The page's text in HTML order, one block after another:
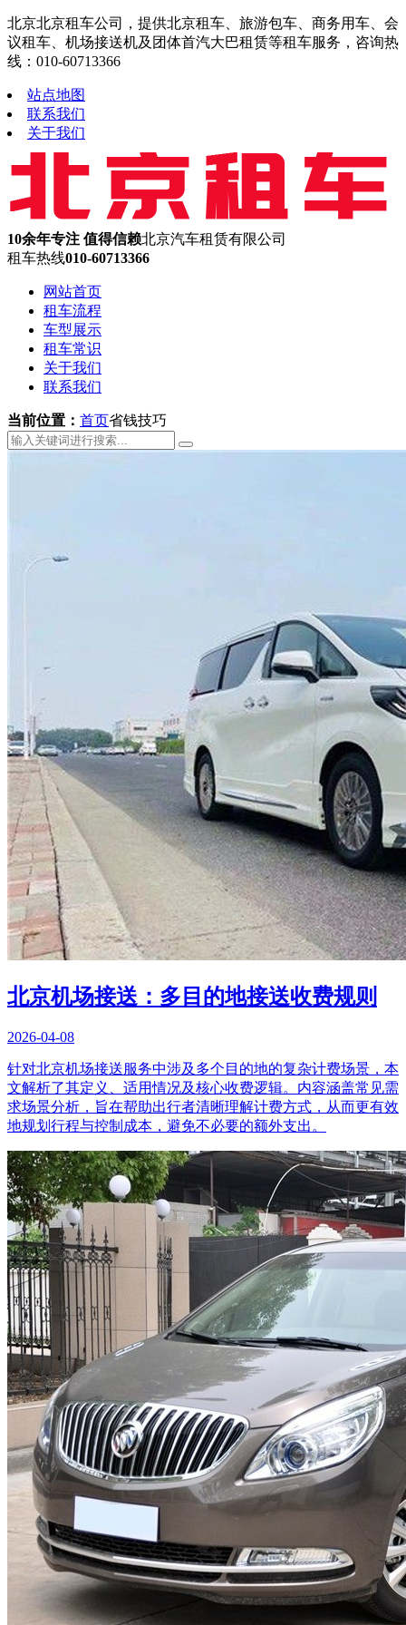
北京北京租车公司，提供北京租车、旅游包车、商务用车、会
议租车、机场接送机及团体首汽大巴租赁等租车服务，咨询热
线：010-60713366
站点地图
联系我们
关于我们
10余年专注 值得信赖北京汽车租赁有限公司
租车热线010-60713366
网站首页
租车流程
车型展示
租车常识
关于我们
联系我们
当前位置： 首页省钱技巧
北京机场接送：多目的地接送收费规则
2026-04-08
针对北京机场接送服务中涉及多个目的地的复杂计费场景，本
文解析了其定义、适用情况及核心收费逻辑。内容涵盖常见需
求场景分析，旨在帮助出行者清晰理解计费方式，从而更有效
地规划行程与控制成本，避免不必要的额外支出。